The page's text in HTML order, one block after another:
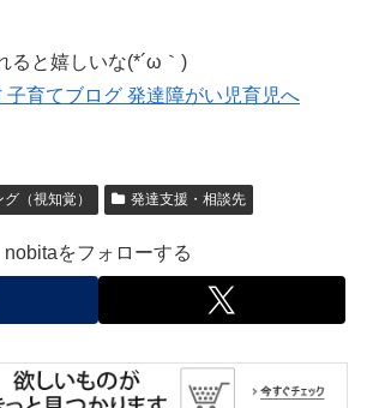
ると嬉しいな(*´ω｀)
（視知覚） 発達支援・相談先
nobitaをフォローする